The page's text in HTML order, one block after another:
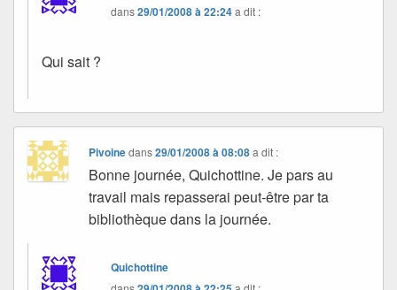
dans29/01/2008 à 22:24a dit :
Qui sait ?
Pivoinedans29/01/2008 à 08:08 a dit :
Bonne journée, Quichottine. Je pars au
travail mais repasserai peut-être par ta
bibliothèque dans la journée.
Quichottine